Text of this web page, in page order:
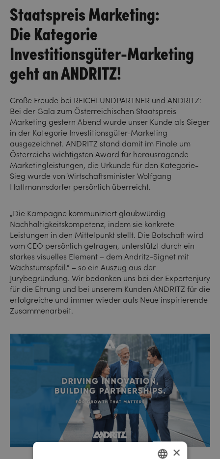
Staatspreis Marketing:
Die Kategorie
Investitionsgüter-Marketing
geht an ANDRITZ!
Große Freude bei REICHLUNDPARTNER und ANDRITZ:
Bei der Gala zum Österreichischen Staatspreis
Marketing gestern Abend wurde unser Kunde als Sieger
in der Kategorie Investitionsgüter-Marketing
ausgezeichnet. ANDRITZ stand damit im Finale um
Österreichs wichtigsten Award für herausragende
Marketingleistungen, die Urkunde für den Kategorie-
Sieg wurde von Wirtschaftsminister Wolfgang
Hattmannsdorfer persönlich überreicht.
„Die Kampagne kommuniziert glaubwürdig
Nachhaltigkeitskompetenz, indem sie konkrete
Leistungen in den Mittelpunkt stellt. Die Botschaft wird
vom CEO persönlich getragen, unterstützt durch ein
starkes visuelles Element – dem Andritz-Signet mit
Wachstumspfeil.“ – so ein Auszug aus der
Jurybegründung. Wir bedanken uns bei der Expertenjury
für die Ehrung und bei unserem Kunden ANDRITZ für die
erfolgreiche und immer wieder aufs Neue inspirierende
Zusammenarbeit.
×